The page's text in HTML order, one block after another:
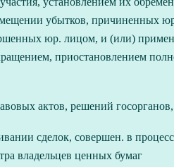
убытков, причиненных
юр. лицом, и (или)
приостановлением
актов, решений
сделок, совершен. в
владельцев ценных бумаг